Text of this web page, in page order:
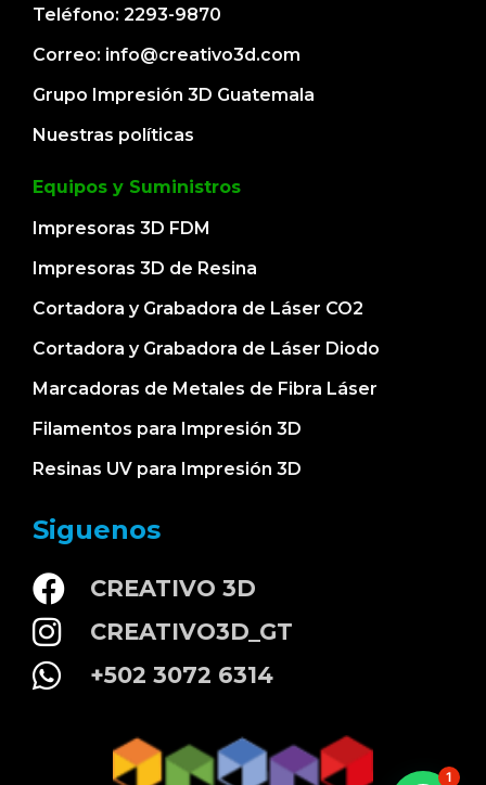
Teléfono: 2293-9870
Correo: info@creativo3d.com
Grupo Impresión 3D Guatemala
Nuestras políticas
Equipos y Suministros
Impresoras 3D FDM
Impresoras 3D de Resina
Cortadora y Grabadora de Láser CO2
Cortadora y Grabadora de Láser Diodo
Marcadoras de Metales de Fibra Láser
Filamentos para Impresión 3D
Resinas UV para Impresión 3D
Siguenos
CREATIVO 3D
CREATIVO3D_GT
+502 3072 6314
1